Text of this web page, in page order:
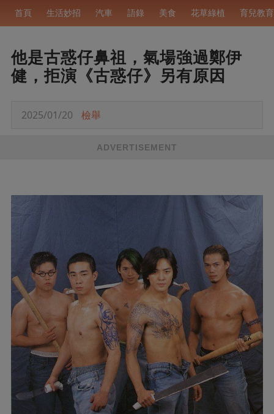
首頁 生活妙招 汽車 語錄 美食 花草綠植 育兒教育
他是古惑仔鼻祖，氣場強過鄭伊
健，拒演《古惑仔》另有原因
2025/01/20 檢舉
ADVERTISEMENT